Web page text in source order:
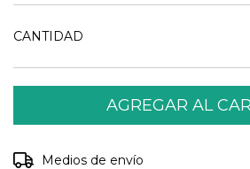
CANTIDAD
Entregas para el CP:
Medios de envío